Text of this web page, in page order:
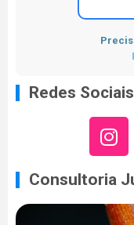
Redes Sociais
Consultoria